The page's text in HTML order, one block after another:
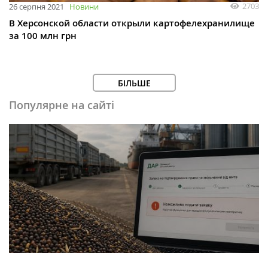
26 серпня 2021 Новини 2703
В Херсонской области открыли картофелехранилище
за 100 млн грн
БІЛЬШЕ
Популярне на сайті